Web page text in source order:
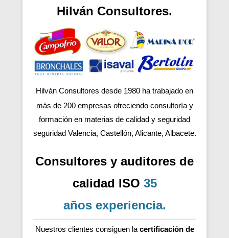
Hilván Consultores.
Hilván Consultores desde 1980 ha trabajado en
más de 200 empresas ofreciendo consultoría y
formación en materias de calidad y seguridad
seguridad Valencia, Castellón, Alicante, Albacete.
Consultores y auditores de
calidad ISO 35
años experiencia.
Nuestros clientes consiguen la certificación de